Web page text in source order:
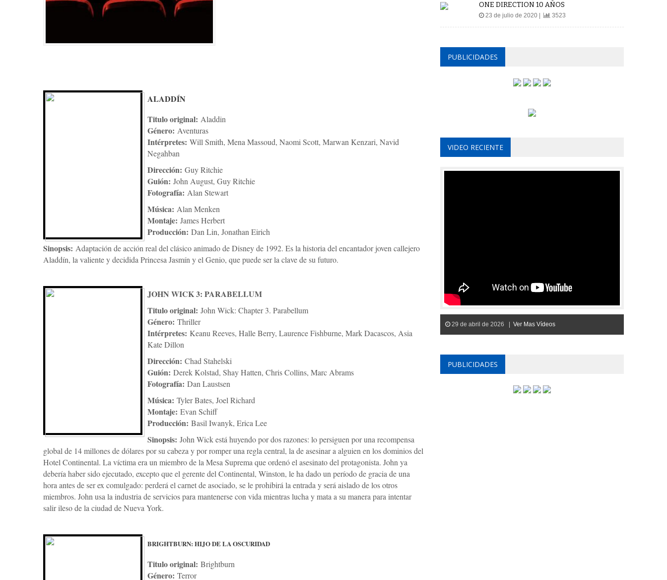
ALADDÍN
Titulo original: Aladdin
Género: Aventuras
Intérpretes: Will Smith, Mena Massoud, Naomi Scott, Marwan Kenzari, Navid
Negahban
Dirección: Guy Ritchie
Guión: John August, Guy Ritchie
Fotografía: Alan Stewart
Música: Alan Menken
Montaje: James Herbert
Producción: Dan Lin, Jonathan Eirich
Sinopsis: Adaptación de acción real del clásico animado de Disney de 1992. Es la historia del encantador joven callejero
Aladdín, la valiente y decidida Princesa Jasmín y el Genio, que puede ser la clave de su futuro.
JOHN WICK 3: PARABELLUM
Titulo original: John Wick: Chapter 3. Parabellum
Género: Thriller
Intérpretes: Keanu Reeves, Halle Berry, Laurence Fishburne, Mark Dacascos, Asia
Kate Dillon
Dirección: Chad Stahelski
Guión: Derek Kolstad, Shay Hatten, Chris Collins, Marc Abrams
Fotografía: Dan Laustsen
Música: Tyler Bates, Joel Richard
Montaje: Evan Schiff
Producción: Basil Iwanyk, Erica Lee
Sinopsis: John Wick está huyendo por dos razones: lo persiguen por una recompensa
global de 14 millones de dólares por su cabeza y por romper una regla central, la de asesinar a alguien en los dominios del
Hotel Continental. La víctima era un miembro de la Mesa Suprema que ordenó el asesinato del protagonista. John ya
debería haber sido ejecutado, excepto que el gerente del Continental, Winston, le ha dado un período de gracia de una
hora antes de ser ex comulgado: perderá el carnet de asociado, se le prohibirá la entrada y será aislado de los otros
miembros. John usa la industria de servicios para mantenerse con vida mientras lucha y mata a su manera para intentar
salir ileso de la ciudad de Nueva York.
BRIGHTBURN: HIJO DE LA OSCURIDAD
Titulo original: Brightburn
Género: Terror
ONE DIRECTION 10 AÑOS
23 de julio de 2020 | 3523
PUBLICIDADES
VIDEO RECIENTE
29 de abril de 2026 | Ver Mas Vídeos
PUBLICIDADES